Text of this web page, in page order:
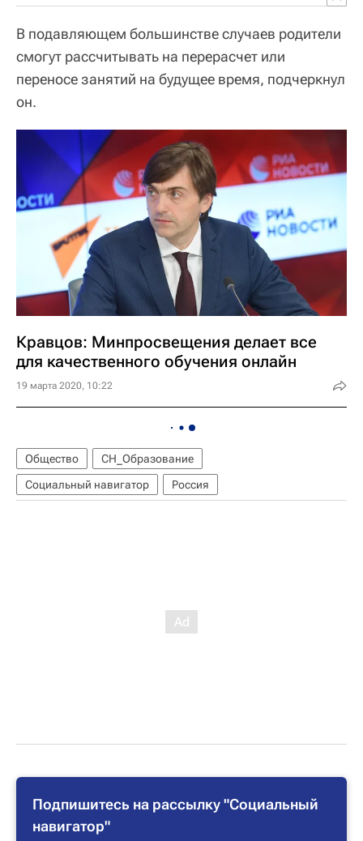
В подавляющем большинстве случаев родители
смогут рассчитывать на перерасчет или
переносе занятий на будущее время, подчеркнул
он.
Кравцов: Минпросвещения делает все
для качественного обучения онлайн
19 марта 2020, 10:22
Общество
СН_Образование
Социальный навигатор
Россия
Подпишитесь на рассылку "Социальный
навигатор"